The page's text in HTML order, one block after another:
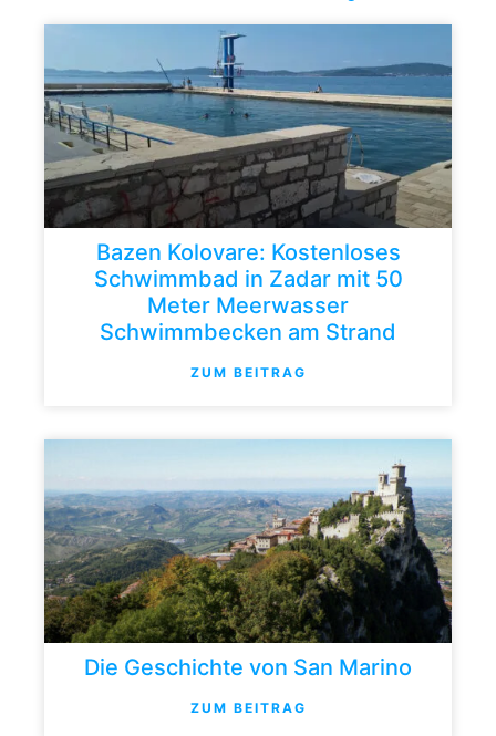
Bazen Kolovare: Kostenloses
Schwimmbad in Zadar mit 50
Meter Meerwasser
Schwimmbecken am Strand
ZUM BEITRAG
Die Geschichte von San Marino
ZUM BEITRAG